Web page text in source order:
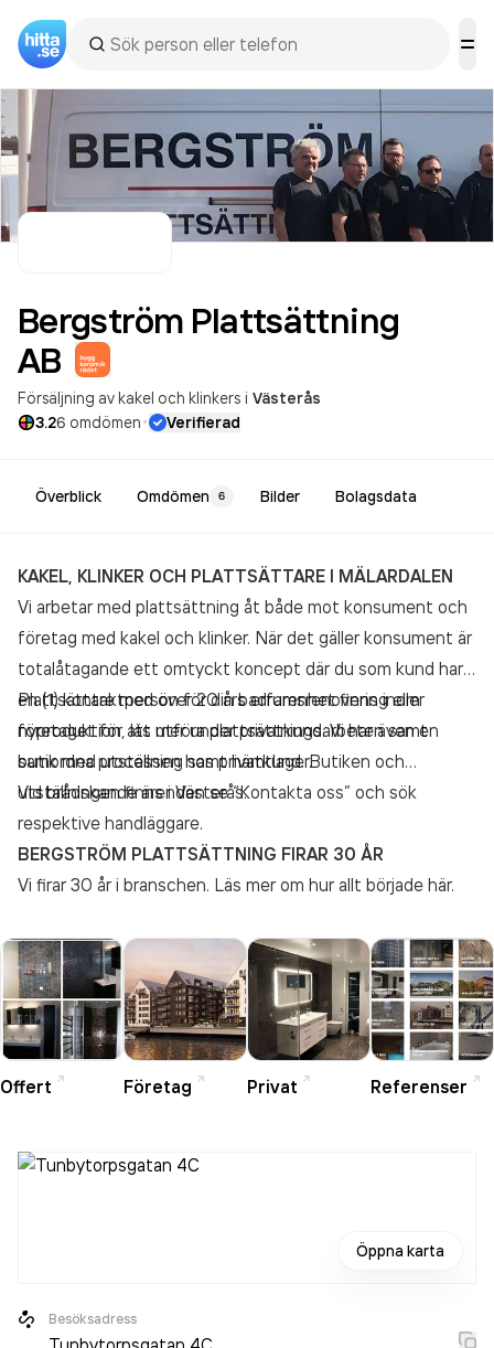
Bergström Plattsättning
AB
Försäljning av kakel och klinkers i Västerås
3.26 omdömen· Verifierad
Överblick Omdömen 6 Bilder Bolagsdata
KAKEL, KLINKER OCH PLATTSÄTTARE I MÄLARDALEN
Vi arbetar med plattsättning åt både mot konsument och
företag med kakel och klinker. När det gäller konsument är
totalåtagande ett omtyckt koncept där du som kund har
en (1) kontaktperson för din badrumsrenovering eller
nyproduktion, läs mer under privatkund. Vi har även en
butik med utställning samt hämtlager.
Plattsättare med över 20 års erfarenhet finns inom
företaget för att utföra plattsättningsarbeten samt
samordna processen hos privatkund. Butiken och
utställningen finns i Västerås.
Vid brådskande ärenden se “Kontakta oss” och sök
respektive handläggare.
BERGSTRÖM PLATTSÄTTNING FIRAR 30 ÅR
Vi firar 30 år i branschen. Läs mer om hur allt började här.
Offert Företag Privat Referenser
Öppna karta
Besöksadress